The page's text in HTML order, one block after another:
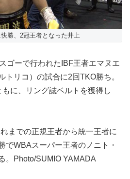
勝、2冠王者となった井上
ゴーで行われたIBF王者エマヌエ
トリコ）の試合に2回TKO勝ち。
もに、リング誌ベルトを獲得し
までの正規王者から統一王者に
でWBAスーパー王者のノニト・
。Photo/SUMIO YAMADA